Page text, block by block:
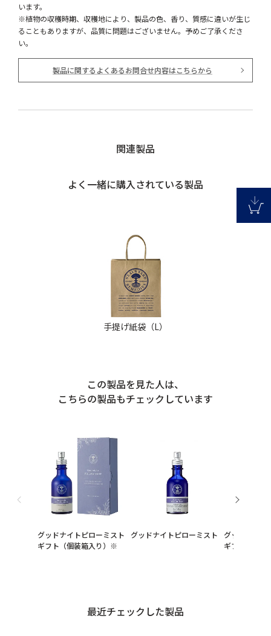
います。
※植物の収穫時期、収穫地により、製品の色、香り、質感に違いが生じ
ることもありますが、品質に問題はございません。予めご了承くださ
い。
製品に関するよくあるお問合せ内容はこちらから
関連製品
よく一緒に購入されている製品
手提げ紙袋（L）
この製品を見た人は、
こちらの製品もチェックしています
グッドナイトピローミスト
ギフト（個装箱入り）※
グッドナイトピローミスト
グッドナイト
ギフト（ギ
最近チェックした製品